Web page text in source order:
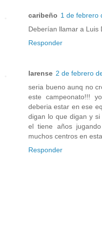
caribeño 1 de febrero
Deberían llamar a Luis
Responder
larense 2 de febrero
seria bueno aunq no
este campeonato!!!
deberia estar en ese
digan lo que digan y
el tiene años
muchos centros en
Responder